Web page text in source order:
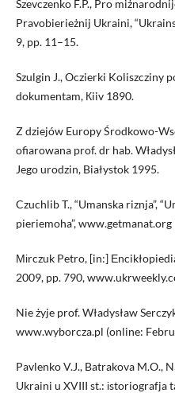
Szevczenko F.P., Pro
Pravobierieżnij Ukraini,
9, pp. 11–15.
Szulgin J., Oczierki Koliszcziny
dokumentam, Кiiv 1890.
Z dziejów Europy Środkowo-
ofiarowana prof. dr hab.
Jego urodzin, Białystok 1995.
Czuchlib T., “Umanska riznja”,
pieriemoha”,
Міrczuk Petro, [in:]
2009, pp. 790,
Nie żyje prof. Władysław
www.wyborcza.pl (online:
Pavlenko V.J., Batrakova M.O.,
Ukraini u XVIII st.: іstoriografja